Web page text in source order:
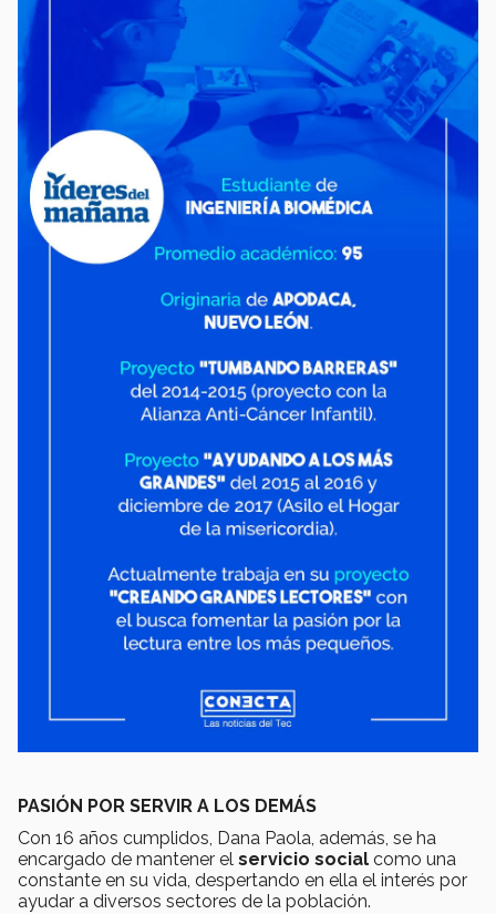
PASIÓN POR SERVIR A LOS DEMÁS
Con 16 años cumplidos, Dana Paola, además, se ha
encargado de mantener el servicio social como una
constante en su vida, despertando en ella el interés por
ayudar a diversos sectores de la población.